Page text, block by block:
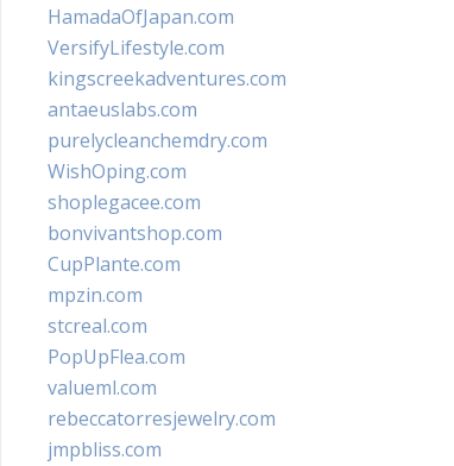
HamadaOfJapan.com
VersifyLifestyle.com
kingscreekadventures.com
antaeuslabs.com
purelycleanchemdry.com
WishOping.com
shoplegacee.com
bonvivantshop.com
CupPlante.com
mpzin.com
stcreal.com
PopUpFlea.com
valueml.com
rebeccatorresjewelry.com
jmpbliss.com